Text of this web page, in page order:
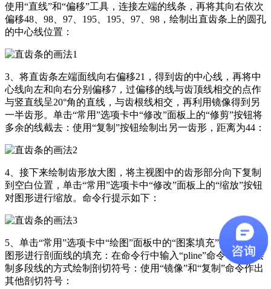
使用“直线”和“偏移”工具，连接左端的线条，再将其向右依次
偏移48、98、97、195、195、97、98，绘制出直齿条上的圆孔
的中心线位置：
3、将直齿条左端面线向右偏移21，得到齿的中心线，再将中
心线向左和向右分别偏移7，过偏移的线与齿顶线相交的点作
与竖直线呈20°角的直线，与齿根线相交，再利用镜像得到另
一半齿形。单击“常用”选项卡中“修改”面板上的“修剪”按钮将
多余的线截去：使用“复制”按钮绘制出另一齿形，距离为44：
4、接下来绘制齿形放大图，将主视图中的齿形部分向下复制
到空白位置，单击“常用”选项卡中“修改”面板上的“缩放”按钮
对图形进行缩放。命令行提示如下：
5、单击“常用”选项卡中“绘图”面板中的“图案填充”按钮，对
图形进行剖面线的填充：在命令行中输入“pline”命令，采用绘
制多段线的方式绘制剖切符号：使用“镜像”和“复制”命令作出
其他剖切符号：